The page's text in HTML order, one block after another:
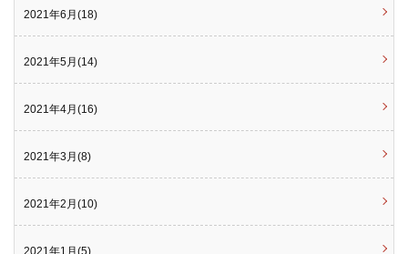
2021年6月(18)
2021年5月(14)
2021年4月(16)
2021年3月(8)
2021年2月(10)
2021年1月(5)